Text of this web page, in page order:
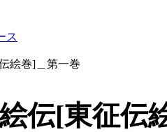
ス
絵巻]＿第一巻
伝[東征伝